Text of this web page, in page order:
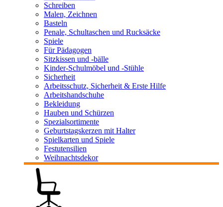
Schreiben
Malen, Zeichnen
Basteln
Penale, Schultaschen und Rucksäcke
Spiele
Für Pädagogen
Sitzkissen und -bälle
Kinder-Schulmöbel und -Stühle
Sicherheit
Arbeitsschutz, Sicherheit & Erste Hilfe
Arbeitshandschuhe
Bekleidung
Hauben und Schürzen
Spezialsortimente
Geburtstagskerzen mit Halter
Spielkarten und Spiele
Festutensilien
Weihnachtsdekor